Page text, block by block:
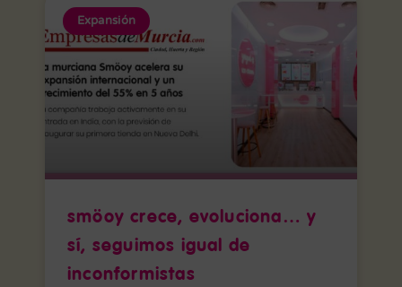
Expansión
smöoy crece, evoluciona… y
sí, seguimos igual de
inconformistas